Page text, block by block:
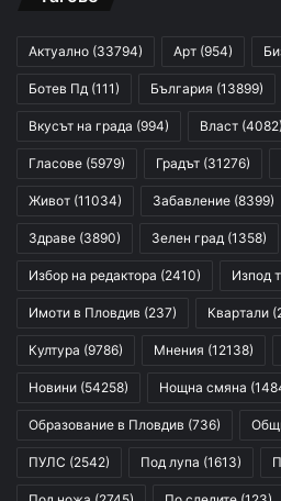
Актуално (33794) Арт (954)
Ботев Пд (111) България (13899)
Вкусът на града (994) Власт (4082)
Гласове (5979) Градът (31276)
Живот (11034) Забавление (8399)
Здраве (3890) Зелен град (1358)
Избор на редактора (2410) Изпод
Имоти в Пловдив (237) Квартали
Култура (9786) Мнения (12138)
Новини (54258) Нощна смяна
Образование в Пловдив (736)
ПУЛС (2542) Под лупа (1613)